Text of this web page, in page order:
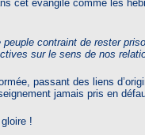
cet évangile comme les
contraint de rester
sur le sens de nos
passant des liens
jamais pris en
!